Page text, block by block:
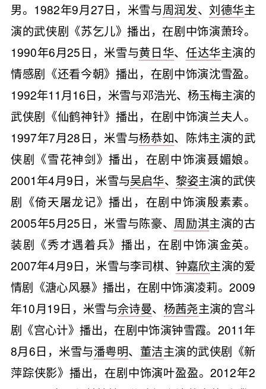
男。1982年9月27日，米雪与周润发、刘德华主
演的武侠剧《苏乞儿》播出，在剧中饰演萧玲。
1990年6月25日，米雪与黄日华、 任达华主演的
情感剧《还看今朝》播出，在剧中饰演沈雪盈。
1992年11月16日，米雪与邓浩光、杨玉梅主演的
武侠剧《仙鹤神针》播出，在剧中饰演兰夫人。
1997年7月28日，米雪与杨恭如、陈炜主演的武
侠剧《雪花神剑》播出，在剧中饰演聂媚娘。
2001年4月9日，米雪与吴启华、 黎姿主演的武侠
剧《倚天屠龙记》播出，在剧中饰演殷素素。
2005年5月25日，米雪与陈豪、 周励淇主演的古
装剧《秀才遇着兵》播出，在剧中饰演金英。
2007年4月9日，米雪与李司棋、 钟嘉欣主演的爱
情剧《溏心风暴》播出，在剧中饰演凌莉。2009
年10月19日，米雪与佘诗曼、 杨茜尧主演的宫斗
剧《宫心计》播出，在剧中饰演钟雪霞。2011年
8月6日，米雪与潘粤明、 董洁主演的武侠剧《新
萍踪侠影》播出，在剧中饰演叶盈盈。2012年2